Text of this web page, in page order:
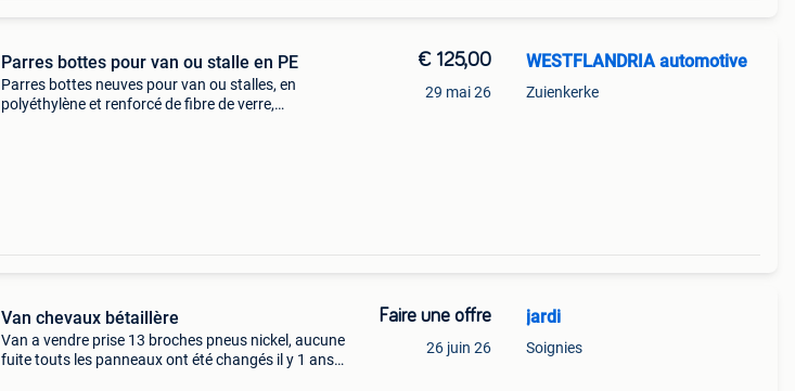
Parres bottes pour van ou stalle en PE
Parres bottes neuves pour van ou stalles, en
polyéthylène et renforcé de fibre de verre,
€ 125,00
29 mai 26
WESTFLANDRIA automotive
Zuienkerke
Van chevaux bétaillère
Van a vendre prise 13 broches pneus nickel, aucune
fuite touts les panneaux ont été changés il y 1 ans
Faire une offre
26 juin 26
jardi
Soignies